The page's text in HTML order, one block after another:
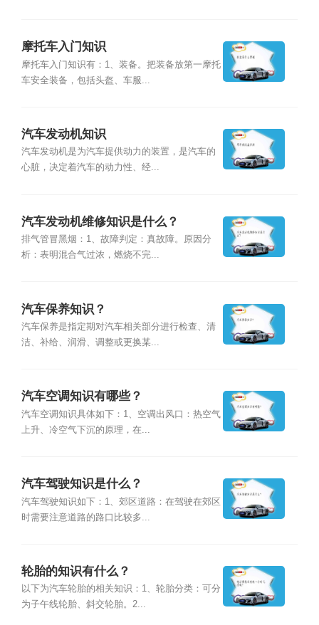
摩托车入门知识
摩托车入门知识有：1、装备。把装备放第一摩托
车安全装备，包括头盔、车服...
汽车发动机知识
汽车发动机是为汽车提供动力的装置，是汽车的
心脏，决定着汽车的动力性、经...
汽车发动机维修知识是什么？
排气管冒黑烟：1、故障判定：真故障。原因分
析：表明混合气过浓，燃烧不完...
汽车保养知识？
汽车保养是指定期对汽车相关部分进行检查、清
洁、补给、润滑、调整或更换某...
汽车空调知识有哪些？
汽车空调知识具体如下：1、空调出风口：热空气
上升、冷空气下沉的原理，在...
汽车驾驶知识是什么？
汽车驾驶知识如下：1、郊区道路：在驾驶在郊区
时需要注意道路的路口比较多...
轮胎的知识有什么？
以下为汽车轮胎的相关知识：1、轮胎分类：可分
为子午线轮胎、斜交轮胎。2...